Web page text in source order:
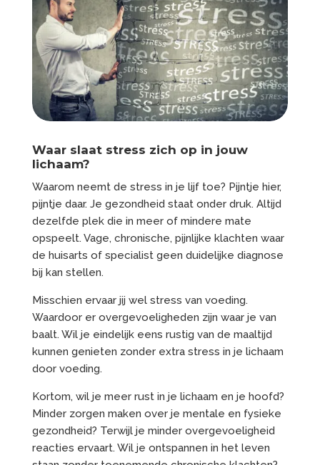
Waar slaat stress zich op in jouw
lichaam?
Waarom neemt de stress in je lijf toe? Pijntje hier,
pijntje daar. Je gezondheid staat onder druk. Altijd
dezelfde plek die in meer of mindere mate
opspeelt. Vage, chronische, pijnlijke klachten waar
de huisarts of specialist geen duidelijke diagnose
bij kan stellen.
Misschien ervaar jij wel stress van voeding.
Waardoor er overgevoeligheden zijn waar je van
baalt. Wil je eindelijk eens rustig van de maaltijd
kunnen genieten zonder extra stress in je lichaam
door voeding.
Kortom, wil je meer rust in je lichaam en je hoofd?
Minder zorgen maken over je mentale en fysieke
gezondheid? Terwijl je minder overgevoeligheid
reacties ervaart. Wil je ontspannen in het leven